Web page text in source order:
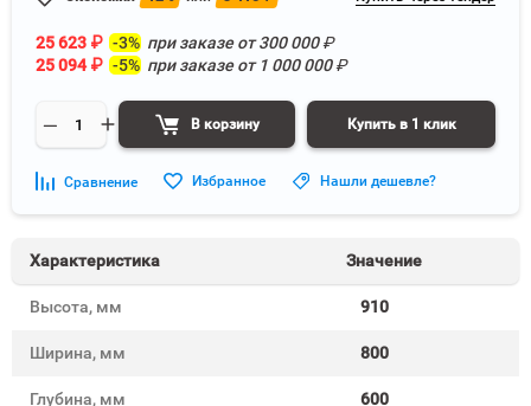
25 623 ₽ -3% при заказе от300 000₽
25 094₽ -5% при заказе от 1 000 000₽
В корзину Купить в 1 клик
Сравнение Избранное Нашли дешевле?
Характеристика Значение
Высота, мм 910
Ширина, мм 800
Глубина, мм 600